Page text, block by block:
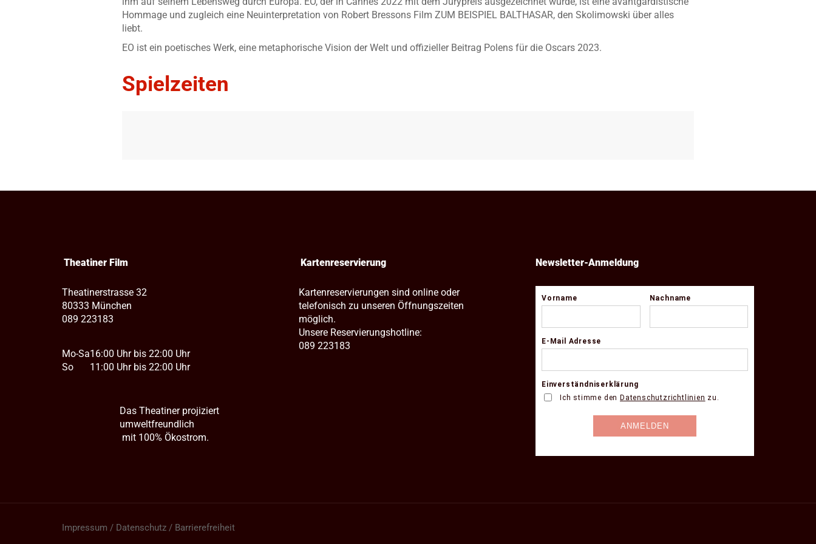
Hommage und zugleich eine Neuinterpretation von Robert Bressons Film ZUM BEISPIEL BALTHASAR, den Skolimowski über alles
liebt.
EO ist ein poetisches Werk, eine metaphorische Vision der Welt und offizieller Beitrag Polens für die Oscars 2023.
Spielzeiten
Theatiner Film
Theatinerstrasse 32
80333 München
089 223183
Mo-Sa
So
16:00 Uhr bis 22:00 Uhr
11:00 Uhr bis 22:00 Uhr
Das Theatiner projiziert
umweltfreundlich
mit 100% Ökostrom.
Kartenreservierung
Kartenreservierungen sind online oder
telefonisch zu unseren Öffnungszeiten
möglich.
Unsere Reservierungshotline:
089 223183
Newsletter-Anmeldung
Impressum / Datenschutz / Barrierefreiheit